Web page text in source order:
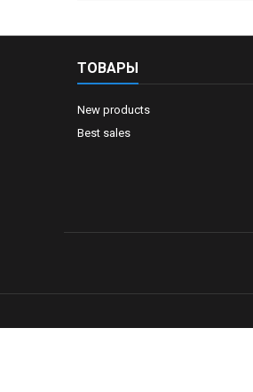
ТОВАРЫ
New products
Best sales